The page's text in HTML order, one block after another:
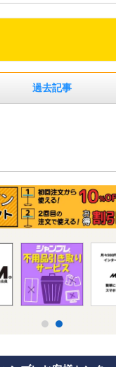
過去記事